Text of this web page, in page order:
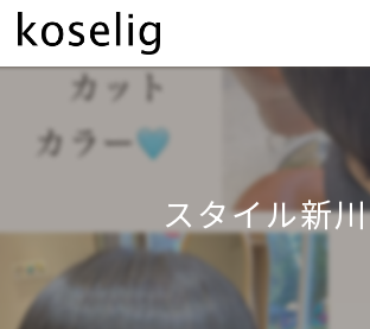
スタイル新川